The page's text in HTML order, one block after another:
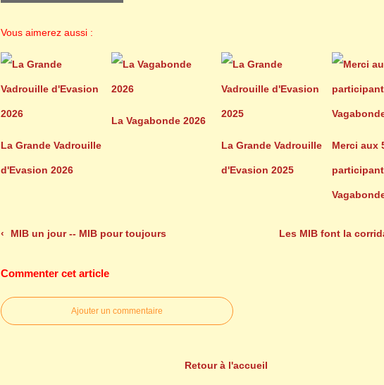
Vous aimerez aussi :
La Grande Vadrouille
d'Evasion 2026
La Vagabonde 2026
La Grande Vadrouille
d'Evasion 2025
Merci aux
MIB un jour -- MIB pour toujours Les MIB font la
Commenter cet article
Ajouter un commentaire
Retour à l'accueil